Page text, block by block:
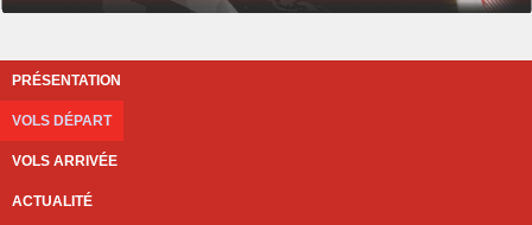
PRÉSENTATION
VOLS DÉPART
VOLS ARRIVÉE
ACTUALITÉ